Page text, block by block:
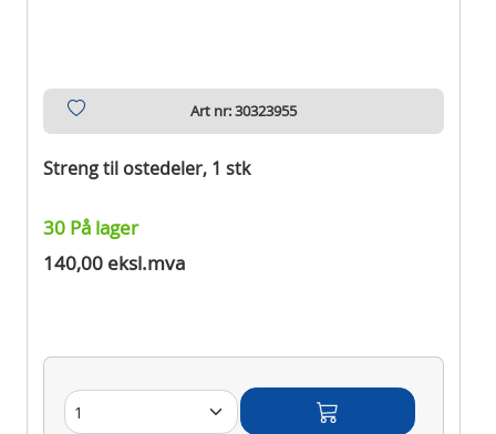
Art nr: 30323955
Streng til ostedeler, 1 stk
30 På lager
140,00 eksl.mva